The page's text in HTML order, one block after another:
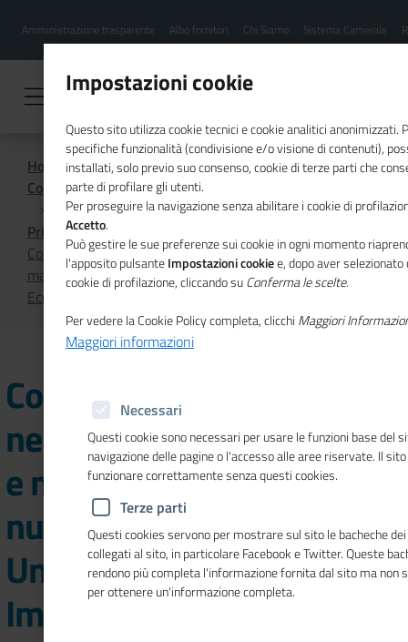
contenuto
Menu
hamburgher
Amministrazione trasparente Albo fornitori Chi Siamo Sistema Camerale
Home
Comunicazione istituzionale per il sistema camerale
Primo Piano
Com'é andato il turismo nel 2022, turismo nautico e
masterplan GO!2025 nel nuovo numero di Unioncamere
Economia & Imprese
Com'é andato il turismo
nel 2022, turismo nautico
e masterplan GO!2025 nel
nuovo numero di
Unioncamere Economia &
Imprese
Impostazioni cookie
Questo sito utilizza cookie tecnici e cookie analitici anonimizzati.
specifiche funzionalità (condivisione e/o visione di contenuti),
installati, solo previo suo consenso, cookie di terze parti che
parte di profilare gli utenti.
Per proseguire la navigazione senza abilitare i cookie di
Accetto.
Può gestire le sue preferenze sui cookie in ogni momento
l'apposito pulsanteImpostazioni cookiee, dopo aver
cookie di profilazione, cliccando suConferma le scelte.
Per vedere la Cookie Policy completa, clicchi Maggiori
Maggiori informazioni
Necessari
Questi cookie sono necessari per usare le funzioni base del
navigazione delle pagine o l'accesso alle aree riservate. Il
funzionare correttamente senza questi cookies.
Terze parti
Questi cookies servono per mostrare sul sito le bacheche
collegati al sito, in particolare Facebook e Twitter. Queste
rendono più completa l'informazione fornita dal sito ma non
per ottenere un'informazione completa.